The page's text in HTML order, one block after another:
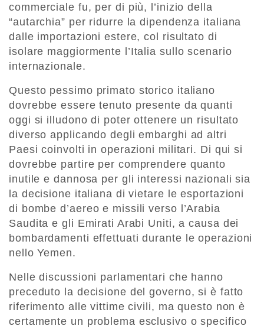
commerciale fu, per di più, l’inizio della
“autarchia” per ridurre la dipendenza italiana
dalle importazioni estere, col risultato di
isolare maggiormente l’Italia sullo scenario
internazionale.
Questo pessimo primato storico italiano
dovrebbe essere tenuto presente da quanti
oggi si illudono di poter ottenere un risultato
diverso applicando degli embarghi ad altri
Paesi coinvolti in operazioni militari. Di qui si
dovrebbe partire per comprendere quanto
inutile e dannosa per gli interessi nazionali sia
la decisione italiana di vietare le esportazioni
di bombe d’aereo e missili verso l’Arabia
Saudita e gli Emirati Arabi Uniti, a causa dei
bombardamenti effettuati durante le operazioni
nello Yemen.
Nelle discussioni parlamentari che hanno
preceduto la decisione del governo, si è fatto
riferimento alle vittime civili, ma questo non è
certamente un problema esclusivo o specifico